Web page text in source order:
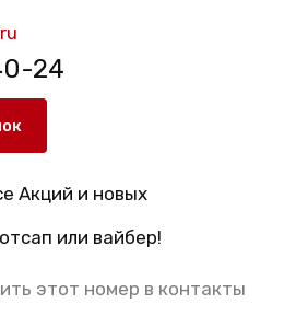
24
Акций и новых
или вайбер!
этот номер в контакты